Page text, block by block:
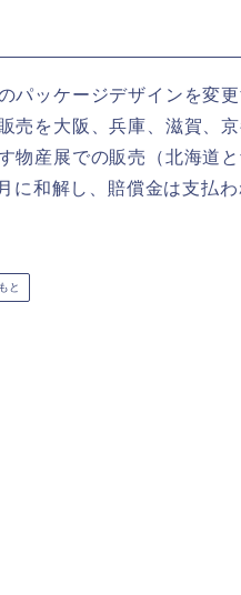
パッケージデザインを変
売を大阪、兵庫、滋賀、
物産展での販売（北海道
に和解し、賠償金は支払わ
と